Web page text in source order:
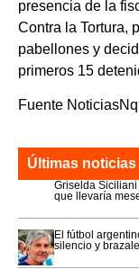
presencia de la
Contra la Tortura,
pabellones y
primeros 15
Fuente
Últimas noticias
Griselda
que llevaría
El fútbol
silencio y